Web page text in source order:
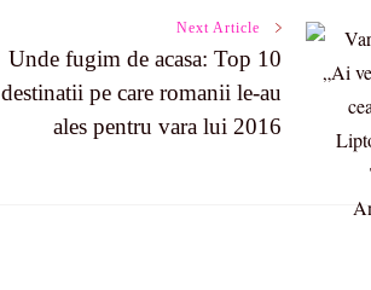
Next Article
Unde fugim de acasa: Top 10
destinatii pe care romanii le-au
ales pentru vara lui 2016